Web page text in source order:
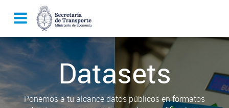
Datasets
Ponemos a tu alcance datos públicos en formatos